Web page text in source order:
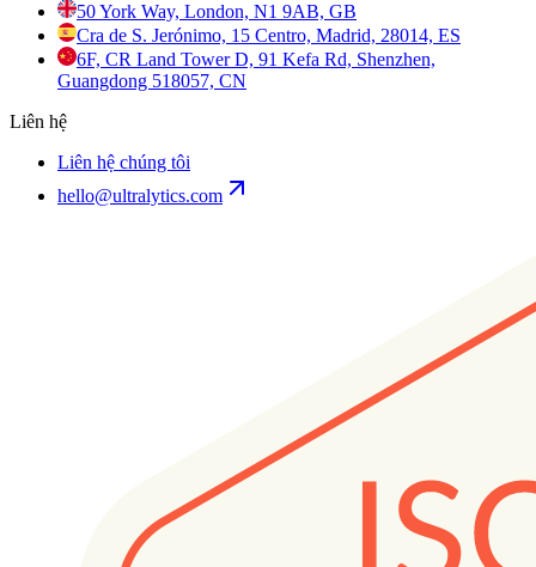
50 York Way, London, N1 9AB, GB
Cra de S. Jerónimo, 15 Centro, Madrid, 28014, ES
6F, CR Land Tower D, 91 Kefa Rd, Shenzhen,
Guangdong 518057, CN
Liên hệ
Liên hệ chúng tôi
hello@ultralytics.com